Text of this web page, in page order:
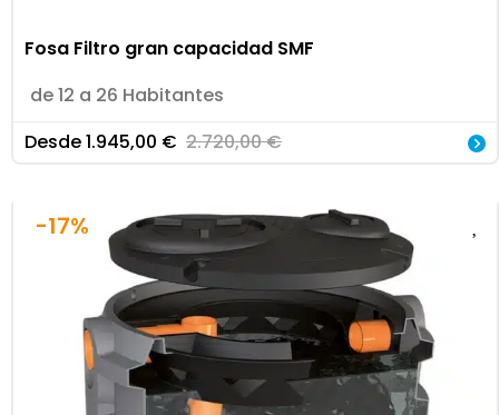
Fosa Filtro gran capacidad SMF
de 12 a 26 Habitantes
Desde1.945,00 € 2.720,00€
-17%